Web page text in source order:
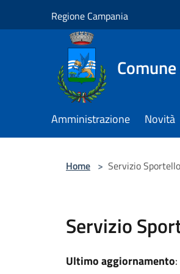
Regione Campania
Amministrazione Novità
Home > Servizio
Servizio
Ultimo aggiornamento